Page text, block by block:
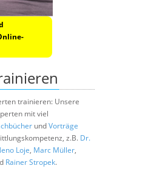
trainieren: Unsere
mit viel
undVorträge
z.B. Dr.
Loje, Marc Müller,
Rainer Stropek.